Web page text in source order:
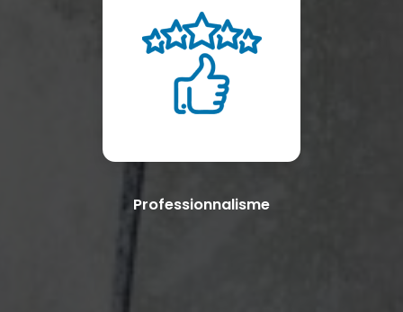
Professionnalisme